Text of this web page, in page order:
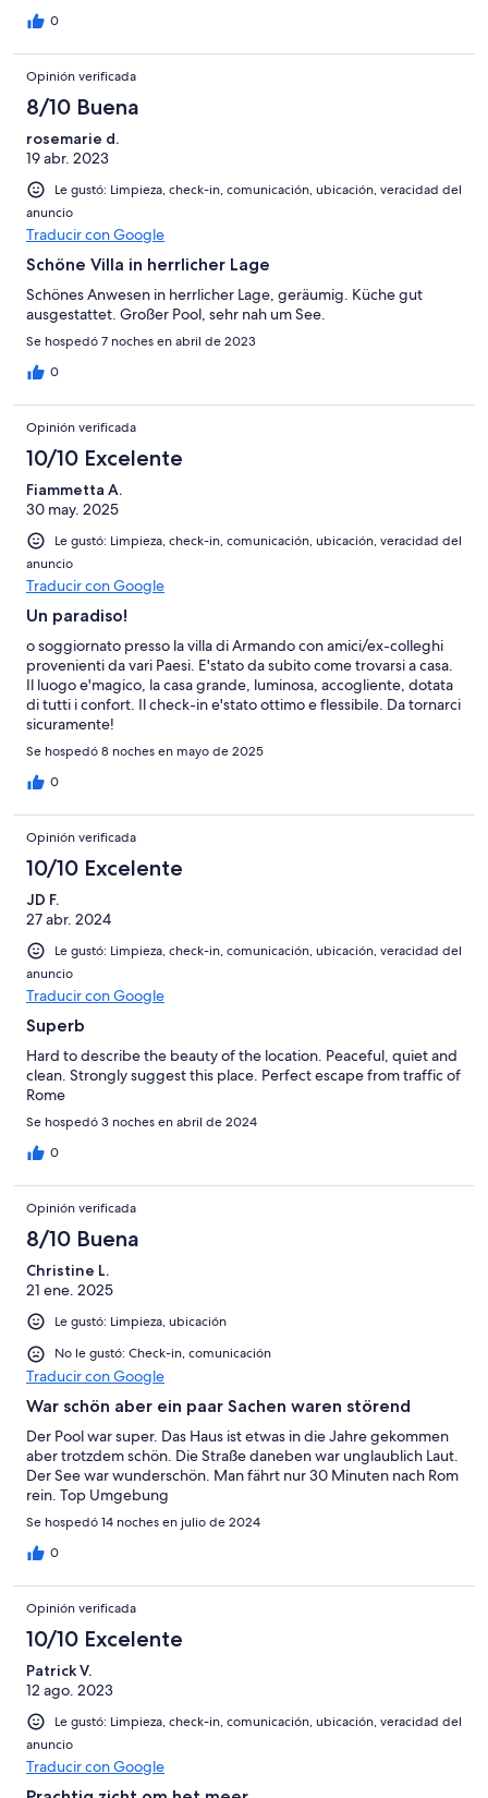
0
Opinión verificada
8/10 Buena
rosemarie d.
19 abr. 2023
Le gustó: Limpieza, check-in, comunicación, ubicación, veracidad del
anuncio
Traducir con Google
Schöne Villa in herrlicher Lage
Schönes Anwesen in herrlicher Lage, geräumig. Küche gut
ausgestattet. Großer Pool, sehr nah um See.
Se hospedó 7 noches en abril de 2023
0
Opinión verificada
10/10 Excelente
Fiammetta A.
30 may. 2025
Le gustó: Limpieza, check-in, comunicación, ubicación, veracidad del
anuncio
Traducir con Google
Un paradiso!
o soggiornato presso la villa di Armando con amici/ex-colleghi
provenienti da vari Paesi. E'stato da subito come trovarsi a casa.
Il luogo e'magico, la casa grande, luminosa, accogliente, dotata
di tutti i confort. Il check-in e'stato ottimo e flessibile. Da tornarci
sicuramente!
Se hospedó 8 noches en mayo de 2025
0
Opinión verificada
10/10 Excelente
JD F.
27 abr. 2024
Le gustó: Limpieza, check-in, comunicación, ubicación, veracidad del
anuncio
Traducir con Google
Superb
Hard to describe the beauty of the location. Peaceful, quiet and
clean. Strongly suggest this place. Perfect escape from traffic of
Rome
Se hospedó 3 noches en abril de 2024
0
Opinión verificada
8/10 Buena
Christine L.
21 ene. 2025
Le gustó: Limpieza, ubicación
No le gustó: Check-in, comunicación
Traducir con Google
War schön aber ein paar Sachen waren störend
Der Pool war super. Das Haus ist etwas in die Jahre gekommen
aber trotzdem schön. Die Straße daneben war unglaublich Laut.
Der See war wunderschön. Man fährt nur 30 Minuten nach Rom
rein. Top Umgebung
Se hospedó 14 noches en julio de 2024
0
Opinión verificada
10/10 Excelente
Patrick V.
12 ago. 2023
Le gustó: Limpieza, check-in, comunicación, ubicación, veracidad del
anuncio
Traducir con Google